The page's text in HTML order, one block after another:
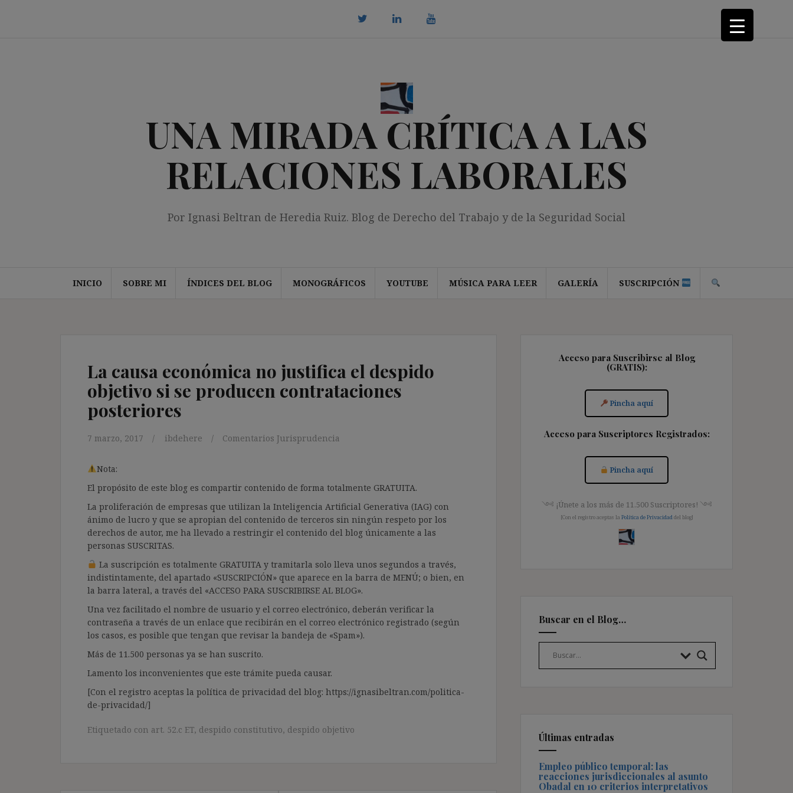
UNA MIRADA CRÍTICA A LAS
RELACIONES LABORALES
Por Ignasi Beltran de Heredia Ruiz. Blog de Derecho del Trabajo y de la Seguridad Social
INICIO SOBRE MI ÍNDICES DEL BLOG MONOGRÁFICOS YOUTUBE MÚSICA PARA LEER GALERÍA SUSCRIPCIÓN
La causa económica no justifica el despido
objetivo si se producen contrataciones
posteriores
7 marzo, 2017 ibdehere Comentarios Jurisprudencia
Nota:
El propósito de este blog es compartir contenido de forma totalmente GRATUITA.
La proliferación de empresas que utilizan la Inteligencia Artificial Generativa (IAG) con
ánimo de lucro y que se apropian del contenido de terceros sin ningún respeto por los
derechos de autor, me ha llevado a restringir el contenido del blog únicamente a las
personas SUSCRITAS.
La suscripción es totalmente GRATUITA y tramitarla solo lleva unos segundos a través,
indistintamente, del apartado «SUSCRIPCIÓN» que aparece en la barra de MENÚ; o bien, en
la barra lateral, a través del «ACCESO PARA SUSCRIBIRSE AL BLOG».
Una vez facilitado el nombre de usuario y el correo electrónico, deberán verificar la
contraseña a través de un enlace que recibirán en el correo electrónico registrado (según
los casos, es posible que tengan que revisar la bandeja de «Spam»).
Más de 11.500 personas ya se han suscrito.
Lamento los inconvenientes que este trámite pueda causar.
[Con el registro aceptas la política de privacidad del blog: https://ignasibeltran.com/politica-
de-privacidad/]
Etiquetado con art. 52.c ET, despido constitutivo, despido objetivo
Acceso para Suscribirse al Blog
(GRATIS):
Pincha aquí
Acceso para Suscriptores Registrados:
Pincha aquí
༺ ¡Únete a los más de 11.500 Suscriptores! ༺
[Con el registro aceptas la Política de Privacidad del blog]
Buscar en el Blog…
Últimas entradas
Empleo público temporal: las
reacciones jurisdiccionales al asunto
Obadal en 10 criterios interpretativos